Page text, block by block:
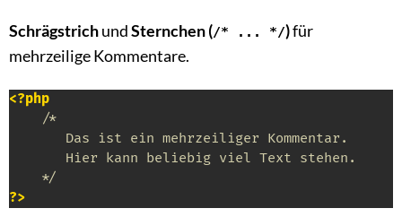
SchrägstrichundSternchen (/* ... */)für
mehrzeilige Kommentare.
<?php
/*
       Das ist ein mehrzeiliger Kommentar.
       Hier kann beliebig viel Text stehen.
    */
?>